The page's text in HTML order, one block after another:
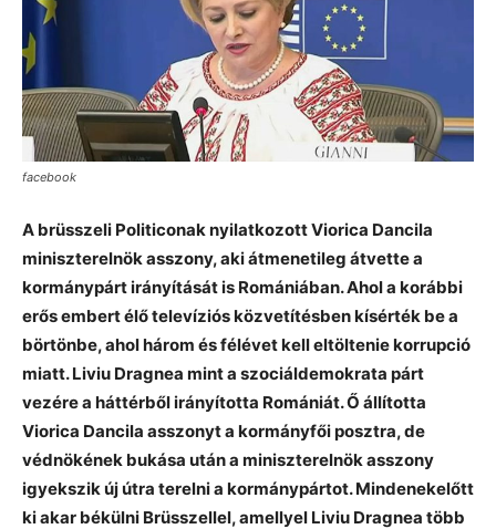
facebook
A brüsszeli Politiconak nyilatkozott Viorica Dancila
miniszterelnök asszony, aki átmenetileg átvette a
kormánypárt irányítását is Romániában. Ahol a korábbi
erős embert élő televíziós közvetítésben kísérték be a
börtönbe, ahol három és félévet kell eltöltenie korrupció
miatt. Liviu Dragnea mint a szociáldemokrata párt
vezére a háttérből irányította Romániát. Ő állította
Viorica Dancila asszonyt a kormányfői posztra, de
védnökének bukása után a miniszterelnök asszony
igyekszik új útra terelni a kormánypártot. Mindenekelőtt
ki akar békülni Brüsszellel, amellyel Liviu Dragnea több